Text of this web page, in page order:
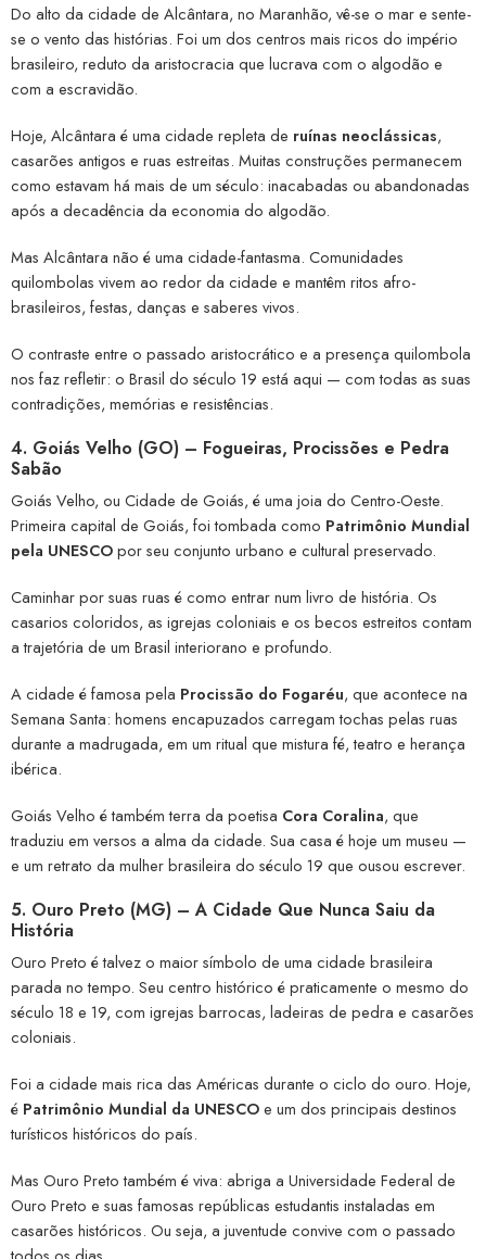
Do alto da cidade de Alcântara, no Maranhão, vê-se o mar e sente-
se o vento das histórias. Foi um dos centros mais ricos do império
brasileiro, reduto da aristocracia que lucrava com o algodão e
com a escravidão.
Hoje, Alcântara é uma cidade repleta de ruínas neoclássicas,
casarões antigos e ruas estreitas. Muitas construções permanecem
como estavam há mais de um século: inacabadas ou abandonadas
após a decadência da economia do algodão.
Mas Alcântara não é uma cidade-fantasma. Comunidades
quilombolas vivem ao redor da cidade e mantêm ritos afro-
brasileiros, festas, danças e saberes vivos.
O contraste entre o passado aristocrático e a presença quilombola
nos faz refletir: o Brasil do século 19 está aqui — com todas as suas
contradições, memórias e resistências.
4. Goiás Velho (GO) – Fogueiras, Procissões e Pedra
Sabão
Goiás Velho, ou Cidade de Goiás, é uma joia do Centro-Oeste.
Primeira capital de Goiás, foi tombada como Patrimônio Mundial
pela UNESCOpor seu conjunto urbano e cultural preservado.
Caminhar por suas ruas é como entrar num livro de história. Os
casarios coloridos, as igrejas coloniais e os becos estreitos contam
a trajetória de um Brasil interiorano e profundo.
A cidade é famosa pela Procissão do Fogaréu, que acontece na
Semana Santa: homens encapuzados carregam tochas pelas ruas
durante a madrugada, em um ritual que mistura fé, teatro e herança
ibérica.
Goiás Velho é também terra da poetisa Cora Coralina, que
traduziu em versos a alma da cidade. Sua casa é hoje um museu —
e um retrato da mulher brasileira do século 19 que ousou escrever.
5. Ouro Preto (MG) – A Cidade Que Nunca Saiu da
História
Ouro Preto é talvez o maior símbolo de uma cidade brasileira
parada no tempo. Seu centro histórico é praticamente o mesmo do
século 18 e 19, com igrejas barrocas, ladeiras de pedra e casarões
coloniais.
Foi a cidade mais rica das Américas durante o ciclo do ouro. Hoje,
é Patrimônio Mundial da UNESCOe um dos principais destinos
turísticos históricos do país.
Mas Ouro Preto também é viva: abriga a Universidade Federal de
Ouro Preto e suas famosas repúblicas estudantis instaladas em
casarões históricos. Ou seja, a juventude convive com o passado